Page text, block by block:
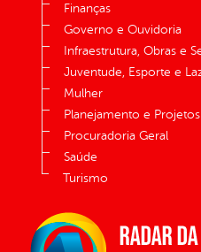
Finanças
Governo e Ouvidoria
Infraestrutura, Obras e
Juventude, Esporte e
Mulher
Planejamento e Projetos
Procuradoria Geral
Saúde
Turismo